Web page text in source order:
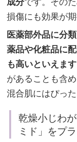
は
「バ
リ
ア
機
能
の
常
化」
損傷にも効果が
医薬部外品に分
薬品や化粧品に
も高いといえます
があることも含
混合肌にはぴっ
乾燥小じわ
ミド」をプ